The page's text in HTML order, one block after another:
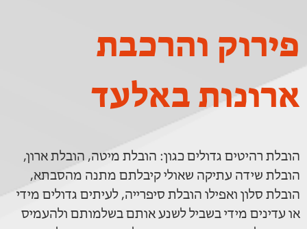
פירוק והרכבת
ארונות באלעד
הובלת רהיטים גדולים כגון: הובלת מיטה, הובלת ארון,
הובלת שידה עתיקה שאולי קיבלתם מתנה מהסבתא,
הובלת סלון ואפילו הובלת סיפרייה, לעיתים גדולים מידי
או עדינים מידי בשביל לשנע אותם בשלמותם ולהעמיס